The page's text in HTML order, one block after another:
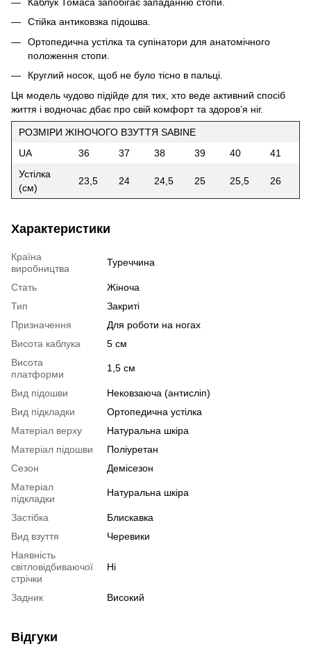
Стійка антиковзка підошва.
Ортопедична устілка та супінатори для анатомічного
положення стопи.
Круглий носок, щоб не було тісно в пальці.
Ця модель чудово підійде для тих, хто веде активний спосіб
життя і водночас дбає про свій комфорт та здоров’я ніг.
РОЗМІРИ ЖІНОЧОГО ВЗУТТЯ SABINE
UA
36 37 38 39 40
41
Устілка
(см)
23,5 24 24,5 25 25,5 26
Характеристики
Країна
виробництва
Туреччина
Стать
Жіноча
Тип
Закриті
Призначення
Для роботи на ногах
Висота каблука
5 см
Висота
платформи
1,5 см
Вид підошви
Нековзаюча (антисліп)
Вид підкладки
Ортопедична устілка
Матеріал верху
Натуральна шкіра
Матеріал підошви
Поліуретан
Сезон
Демісезон
Матеріал
підкладки
Натуральна шкіра
Застібка
Блискавка
Вид взуття
Черевики
Наявність
світловідбиваючої
стрічки
Ні
Задник Високий
Відгуки